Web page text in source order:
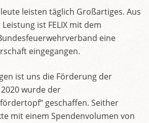
leisten täglich Großartiges. Aus
ist FELIX mit dem
eine
eingegangen.
ist uns die Förderung der
wurde der
geschaffen. Seither
mit einem Spendenvolumen von